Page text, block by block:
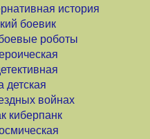
история
боевик
роботы
детская
войнах
киберпанк